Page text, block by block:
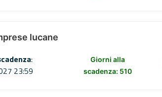
lucane
:
23:59
Giorni alla
scadenza: 510